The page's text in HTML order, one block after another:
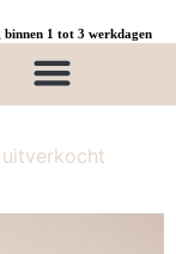
binnen 1 tot 3 werkdagen